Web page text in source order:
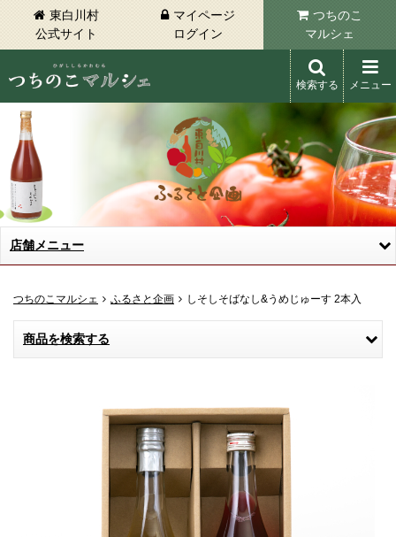
東白川村
公式サイト
マイページ
ログイン
つちのこ
マルシェ
東白川村 つちのこマルシェ
検索する メニュー
店舗メニュー
つちのこマルシェ ふるさと企画 しそしそばなし&うめじゅーす 2本入
商品を検索する